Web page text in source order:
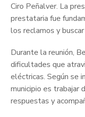
Ciro Peñalver. La
prestataria fue
los reclamos y
Durante la reunión,
dificultades que
eléctricas. Según se
municipio es trabajar
respuestas y